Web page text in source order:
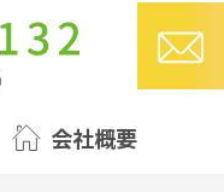
会社概要